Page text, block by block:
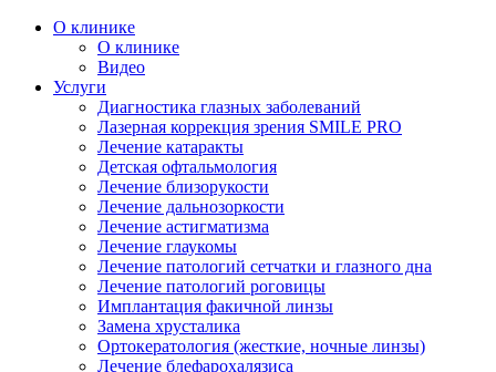
О клинике
О клинике
Видео
Услуги
Диагностика глазных заболеваний
Лазерная коррекция зрения SMILE PRO
Лечение катаракты
Детская офтальмология
Лечение близорукости
Лечение дальнозоркости
Лечение астигматизма
Лечение глаукомы
Лечение патологий сетчатки и глазного дна
Лечение патологий роговицы
Имплантация факичной линзы
Замена хрусталика
Ортокератология (жесткие, ночные линзы)
Лечение блефарохалязиса